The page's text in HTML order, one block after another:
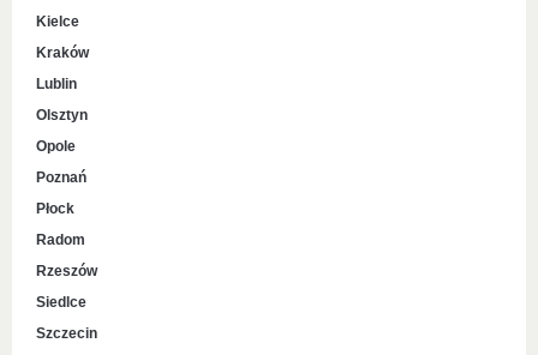
Kielce
Kraków
Lublin
Olsztyn
Opole
Poznań
Płock
Radom
Rzeszów
Siedlce
Szczecin